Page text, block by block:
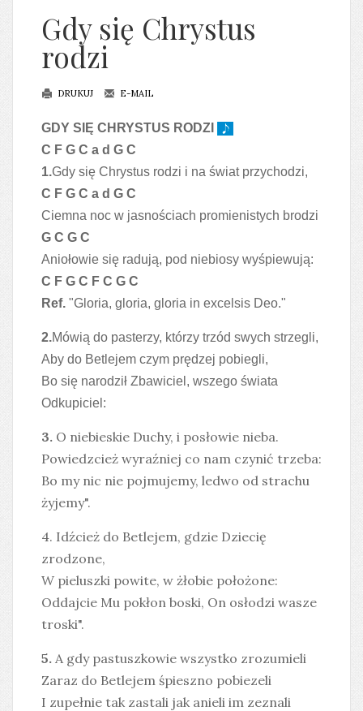
Gdy się Chrystus
rodzi
DRUKUJ E-MAIL
GDY SIĘ CHRYSTUS RODZI
C F G C a d G C
1.Gdy się Chrystus rodzi i na świat przychodzi,
C F G C a d G C
Ciemna noc w jasnościach promienistych brodzi
G C G C
Aniołowie się radują, pod niebiosy wyśpiewują:
C F G C F C G C
Ref. "Gloria, gloria, gloria in excelsis Deo."
2.Mówią do pasterzy, którzy trzód swych strzegli,
Aby do Betlejem czym prędzej pobiegli,
Bo się narodził Zbawiciel, wszego świata
Odkupiciel:
3. O niebieskie Duchy, i posłowie nieba.
Powiedzcież wyraźniej co nam czynić trzeba:
Bo my nic nie pojmujemy, ledwo od strachu
żyjemy".
4. Idźcież do Betlejem, gdzie Dziecię
zrodzone,
W pieluszki powite, w żłobie położone:
Oddajcie Mu pokłon boski, On osłodzi wasze
troski".
5. A gdy pastuszkowie wszystko zrozumieli
Zaraz do Betlejem śpieszno pobiezeli
I zupełnie tak zastali jak anieli im zeznali